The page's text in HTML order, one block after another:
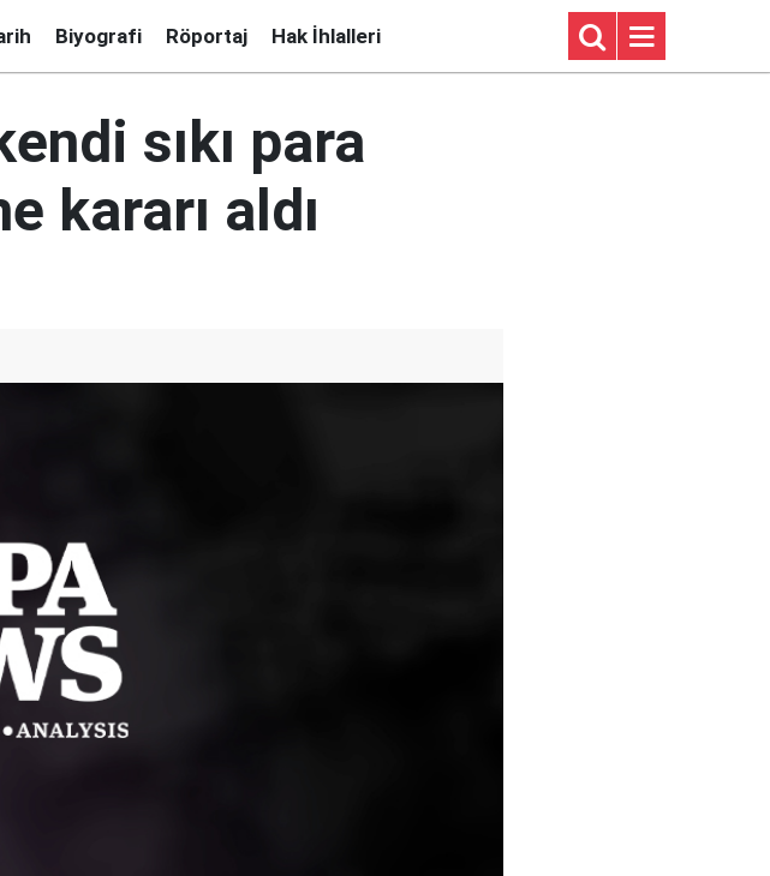
Biyografi Röportaj Hak İhlalleri
sıkı para
kararı aldı